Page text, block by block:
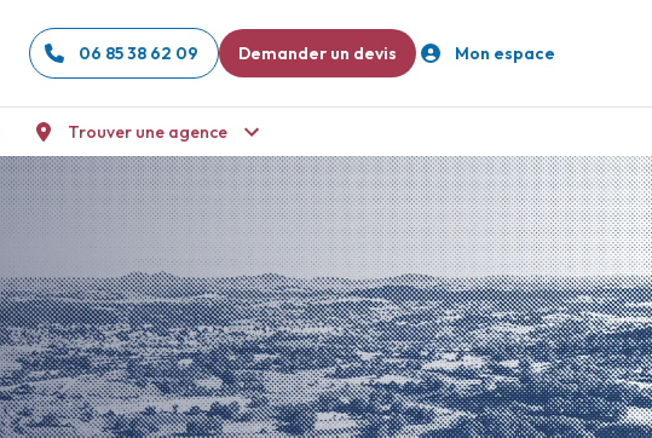
06 85 38 62 09 Demander un devis Mon espace
Trouver une agence